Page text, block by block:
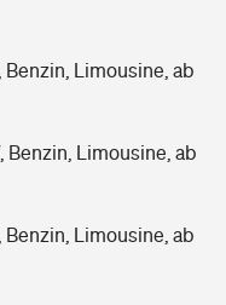
Benzin, Limousine, ab
Benzin, Limousine, ab
Benzin, Limousine, ab